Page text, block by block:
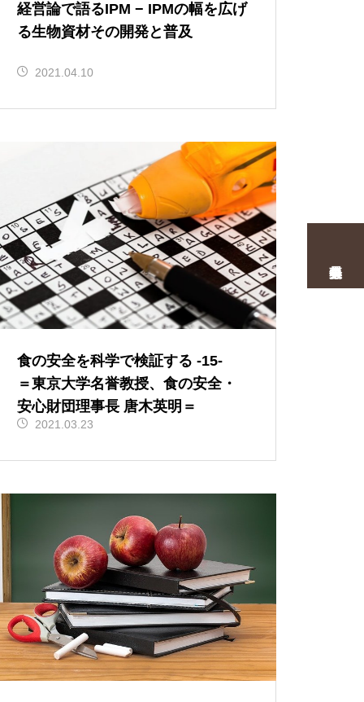
経営論で語るIPM − IPMの幅を広げ
る生物資材その開発と普及
2021.04.10
食の安全を科学で検証する ‐15-
＝東京大学名誉教授、食の安全・
安心財団理事長 唐木英明＝
2021.03.23